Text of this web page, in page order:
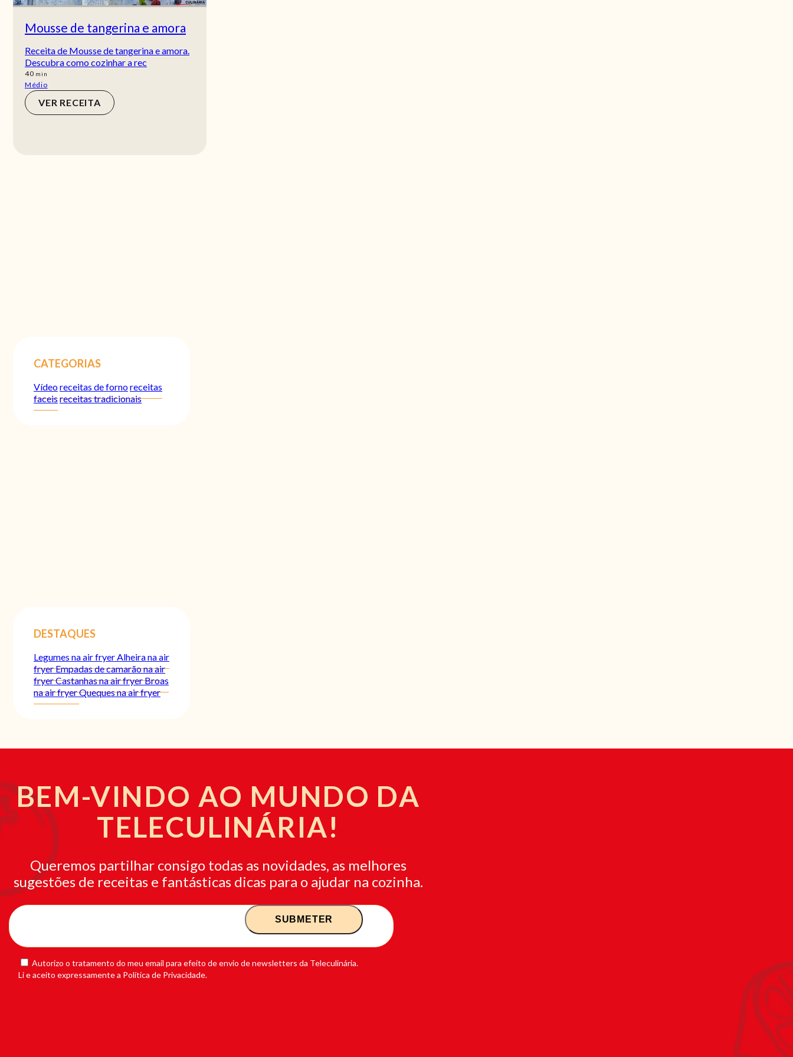
Mousse de tangerina e amora
Receita de Mousse de tangerina e amora.
Descubra como cozinhar a rec
40min
min
Médio
VER RECEITA
CATEGORIAS
Vídeoreceitas de fornoreceitas
faceisreceitas tradicionais
DESTAQUES
Legumes na air fryer Alheira na air
fryerEmpadas de camarão na air
fryerCastanhas na air fryerBroas
na air fryerQueques na air fryer
BEM-VINDO AO MUNDO DA
TELECULINÁRIA!
Queremos partilhar consigo todas as novidades, as melhores
sugestões de receitas e fantásticas dicas para o ajudar na cozinha.
Autorizo o tratamento do meu email para efeito de envio de newsletters da Teleculinária.
Li e aceito expressamente a Política de Privacidade.